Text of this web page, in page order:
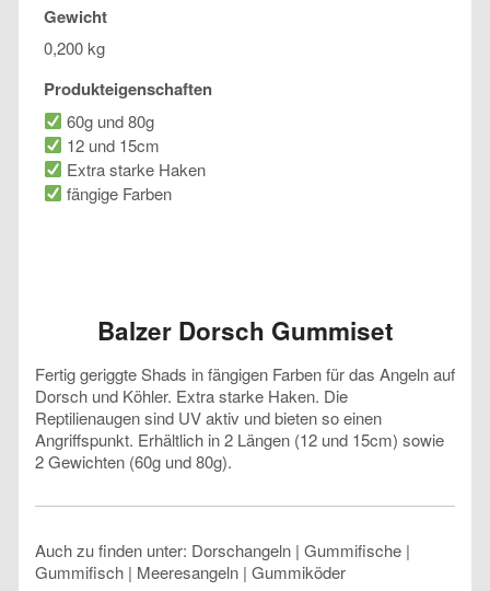
Balzer Dorsch Gummiset
Fertig geriggte Shads in fängigen Farben für das Angeln auf
Dorsch und Köhler. Extra starke Haken. Die
Reptilienaugen sind UV aktiv und bieten so einen
Angriffspunkt. Erhältlich in 2 Längen (12 und 15cm) sowie
2 Gewichten (60g und 80g).
Auch zu finden unter: Dorschangeln | Gummifische |
Gummifisch | Meeresangeln | Gummiköder
Gewicht
0,200 kg
Produkteigenschaften
60g und 80g
12 und 15cm
Extra starke Haken
fängige Farben